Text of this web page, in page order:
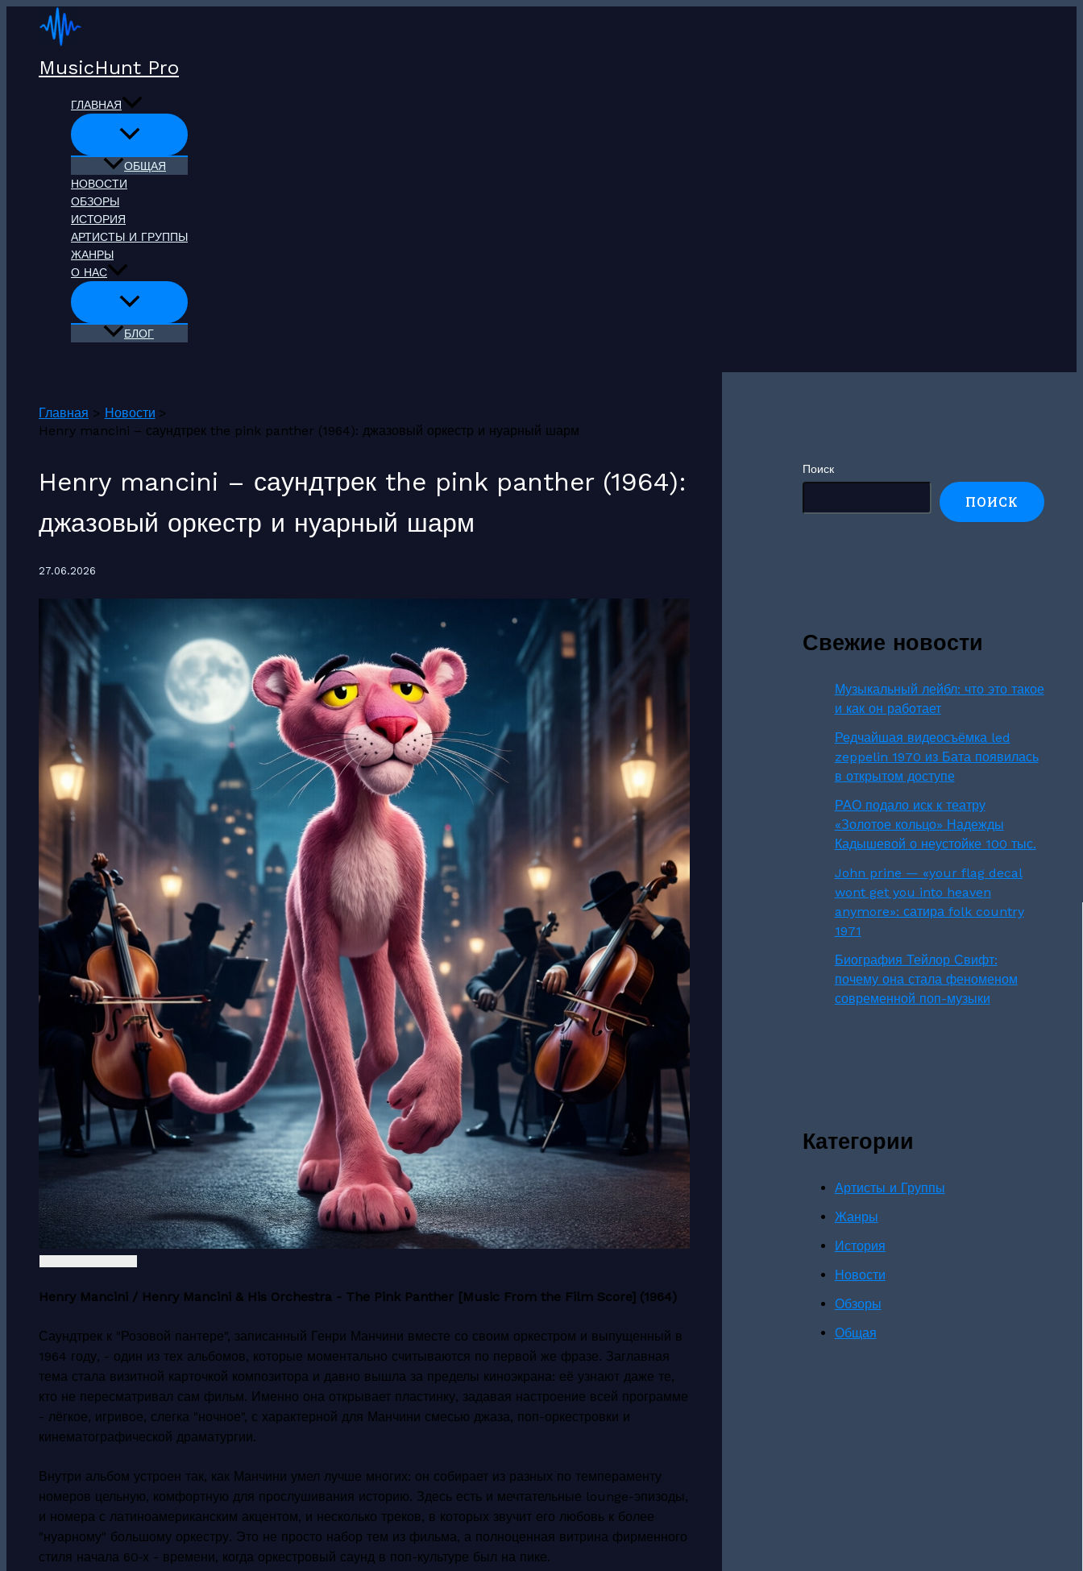
Перейти
MusicHunt Pro
ГЛАВНАЯ
ОБЩАЯ
НОВОСТИ
ОБЗОРЫ
ИСТОРИЯ
АРТИСТЫ И ГРУППЫ
ЖАНРЫ
О НАС
БЛОГ
Главная
Новости
Henry mancini – саундтрек the pink panther (1964): джазовый оркестр и нуарный шарм
Henry mancini – саундтрек the pink panther (1964):
джазовый оркестр и нуарный шарм
27.06.2026
Henry Mancini / Henry Mancini & His Orchestra - The Pink Panther [Music From the Film Score] (1964)
Саундтрек к "Розовой пантере", записанный Генри Манчини вместе со своим оркестром и выпущенный в
1964 году, - один из тех альбомов, которые моментально считываются по первой же фразе. Заглавная
тема стала визитной карточкой композитора и давно вышла за пределы киноэкрана: её узнают даже те,
кто не пересматривал сам фильм. Именно она открывает пластинку, задавая настроение всей программе
- лёгкое, игривое, слегка "ночное", с характерной для Манчини смесью джаза, поп-оркестровки и
кинематографической драматургии.
Внутри альбом устроен так, как Манчини умел лучше многих: он собирает из разных по темпераменту
номеров цельную, комфортную для прослушивания историю. Здесь есть и мечтательные lounge-эпизоды,
и номера с латиноамериканским акцентом, и несколько треков, в которых звучит его любовь к более
"нуарному" большому оркестру. Это не просто набор тем из фильма, а полноценная витрина фирменного
стиля начала 60‑х - времени, когда оркестровый саунд в поп-культуре был на пике.
Поиск
ПОИСК
Свежие новости
Музыкальный лейбл: что это такое
и как он работает
Редчайшая видеосъёмка led
zeppelin 1970 из Бата появилась
в открытом доступе
РАО подало иск к театру
«Золотое кольцо» Надежды
Кадышевой о неустойке 100 тыс.
John prine — «your flag decal
wont get you into heaven
anymore»: сатира folk country
1971
Биография Тейлор Свифт:
почему она стала феноменом
современной поп-музыки
Категории
Артисты и Группы
Жанры
История
Новости
Обзоры
Общая